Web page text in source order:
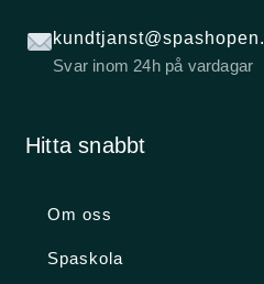
Svar inom 24h på vardagar
Hitta snabbt
Om oss
Spaskola